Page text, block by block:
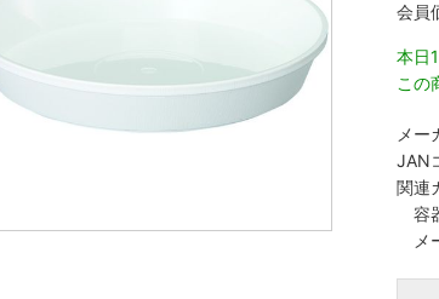
会員
本日
この
メー
JAN
関連
容
メ